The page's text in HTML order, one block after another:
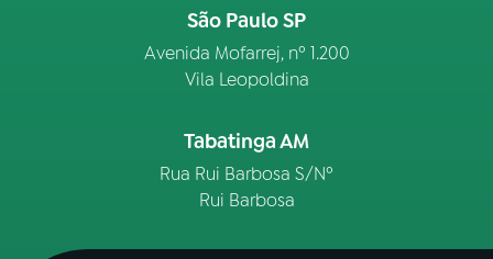
São Paulo SP
Avenida Mofarrej, nº 1.200
Vila Leopoldina
Tabatinga AM
Rua Rui Barbosa S/Nº
Rui Barbosa